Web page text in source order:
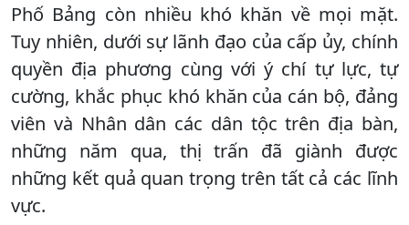
Phố Bảng còn nhiều khó khăn về mọi mặt.
Tuy nhiên, dưới sự lãnh đạo của cấp ủy, chính
quyền địa phương cùng với ý chí tự lực, tự
cường, khắc phục khó khăn của cán bộ, đảng
viên và Nhân dân các dân tộc trên địa bàn,
những năm qua, thị trấn đã giành được
những kết quả quan trọng trên tất cả các lĩnh
vực.